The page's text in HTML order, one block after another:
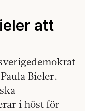
att
Bieler.
i höst för